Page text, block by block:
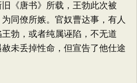
《唐书》所载，王勃此次被
同僚所嫉。官奴曹达事，有人
勃，或者纯属诬陷，不无道
未丢掉性命，但宣告了他仕途